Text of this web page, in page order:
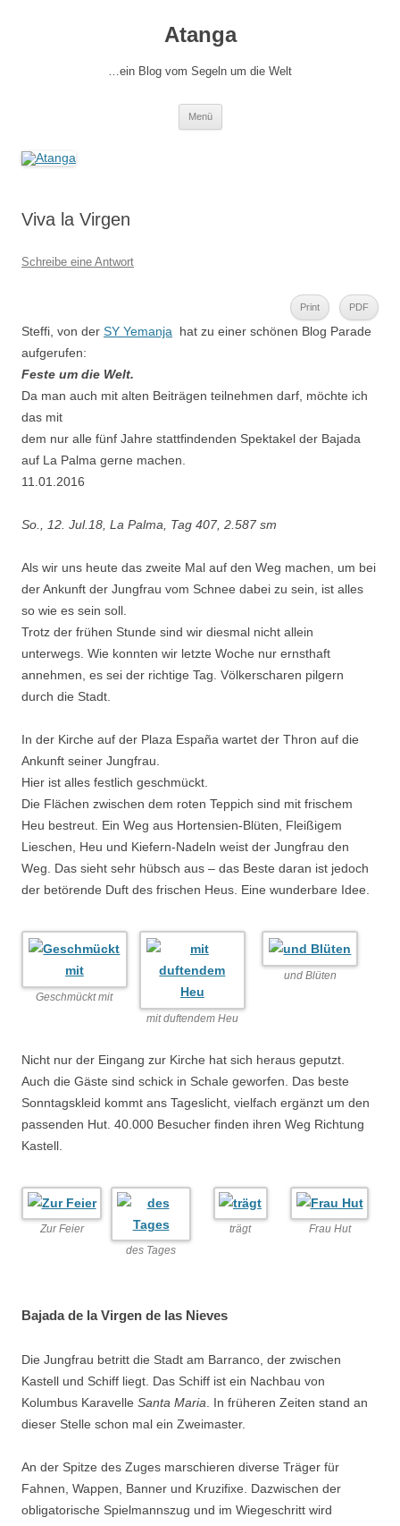
Atanga
…ein Blog vom Segeln um die Welt
Menü
Viva la Virgen
Schreibe eine Antwort
Print PDF
Steffi, von der SY Yemanja hat zu einer schönen Blog Parade
aufgerufen:
Feste um die Welt.
Da man auch mit alten Beiträgen teilnehmen darf, möchte ich
das mit
dem nur alle fünf Jahre stattfindenden Spektakel der Bajada
auf La Palma gerne machen.
11.01.2016
So., 12. Jul.18, La Palma, Tag 407, 2.587 sm
Als wir uns heute das zweite Mal auf den Weg machen, um bei
der Ankunft der Jungfrau vom Schnee dabei zu sein, ist alles
so wie es sein soll.
Trotz der frühen Stunde sind wir diesmal nicht allein
unterwegs. Wie konnten wir letzte Woche nur ernsthaft
annehmen, es sei der richtige Tag. Völkerscharen pilgern
durch die Stadt.
In der Kirche auf der Plaza España wartet der Thron auf die
Ankunft seiner Jungfrau.
Hier ist alles festlich geschmückt.
Die Flächen zwischen dem roten Teppich sind mit frischem
Heu bestreut. Ein Weg aus Hortensien-Blüten, Fleißigem
Lieschen, Heu und Kiefern-Nadeln weist der Jungfrau den
Weg. Das sieht sehr hübsch aus – das Beste daran ist jedoch
der betörende Duft des frischen Heus. Eine wunderbare Idee.
Geschmückt mit
mit duftendem Heu
und Blüten
Nicht nur der Eingang zur Kirche hat sich heraus geputzt.
Auch die Gäste sind schick in Schale geworfen. Das beste
Sonntagskleid kommt ans Tageslicht, vielfach ergänzt um den
passenden Hut. 40.000 Besucher finden ihren Weg Richtung
Kastell.
Zur Feier
des Tages
trägt Frau Hut
Bajada de la Virgen de las Nieves
Die Jungfrau betritt die Stadt am Barranco, der zwischen
Kastell und Schiff liegt. Das Schiff ist ein Nachbau von
Kolumbus Karavelle Santa Maria . In früheren Zeiten stand an
dieser Stelle schon mal ein Zweimaster.
An der Spitze des Zuges marschieren diverse Träger für
Fahnen, Wappen, Banner und Kruzifixe. Dazwischen der
obligatorische Spielmannszug und im Wiegeschritt wird